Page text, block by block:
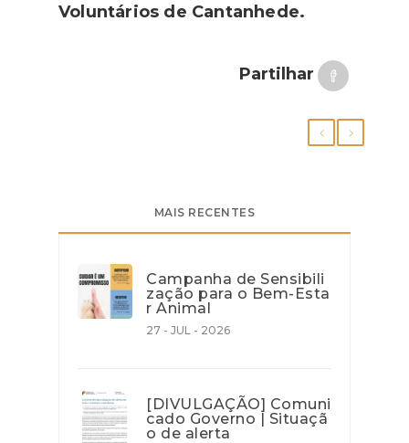
Voluntários de Cantanhede.
Partilhar
MAIS RECENTES
Campanha de Sensibili
zação para o Bem-Esta
r Animal
27 - JUL - 2026
[DIVULGAÇÃO] Comuni
cado Governo | Situaçã
o de alerta